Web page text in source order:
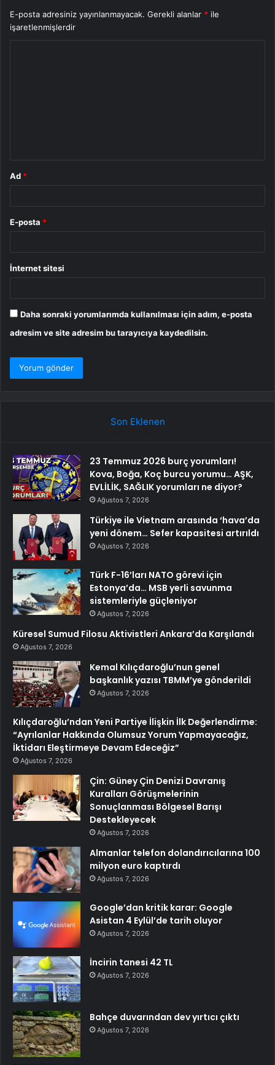
E-posta adresiniz yayınlanmayacak. Gerekli alanlar * ile
işaretlenmişlerdir
Ad *
E-posta *
İnternet sitesi
Daha sonraki yorumlarımda kullanılması için adım, e-posta
adresim ve site adresim bu tarayıcıya kaydedilsin.
Son Eklenen
23 Temmuz 2026 burç yorumları!
Kova, Boğa, Koç burcu yorumu… AŞK,
EVLİLİK, SAĞLIK yorumları ne diyor?
Ağustos 7, 2026
Türkiye ile Vietnam arasında ‘hava’da
yeni dönem… Sefer kapasitesi artırıldı
Ağustos 7, 2026
Türk F-16’ları NATO görevi için
Estonya’da… MSB yerli savunma
sistemleriyle güçleniyor
Ağustos 7, 2026
Küresel Sumud Filosu Aktivistleri Ankara’da Karşılandı
Ağustos 7, 2026
Kemal Kılıçdaroğlu’nun genel
başkanlık yazısı TBMM’ye gönderildi
Ağustos 7, 2026
Kılıçdaroğlu’ndan Yeni Partiye İlişkin İlk Değerlendirme:
“Ayrılanlar Hakkında Olumsuz Yorum Yapmayacağız,
İktidarı Eleştirmeye Devam Edeceğiz”
Ağustos 7, 2026
Çin: Güney Çin Denizi Davranış
Kuralları Görüşmelerinin
Sonuçlanması Bölgesel Barışı
Destekleyecek
Ağustos 7, 2026
Almanlar telefon dolandırıcılarına 100
milyon euro kaptırdı
Ağustos 7, 2026
Google’dan kritik karar: Google
Asistan 4 Eylül’de tarih oluyor
Ağustos 7, 2026
İncirin tanesi 42 TL
Ağustos 7, 2026
Bahçe duvarından dev yırtıcı çıktı
Ağustos 7, 2026